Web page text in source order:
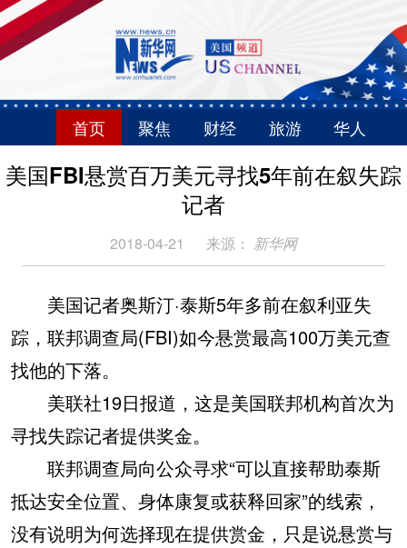
首页 聚焦 财经 旅游 华人
美国FBI悬赏百万美元寻找5年前在叙失踪
记者
2018-04-21 来源： 新华网
美国记者奥斯汀·泰斯5年多前在叙利亚失
踪，联邦调查局(FBI)如今悬赏最高100万美元查
找他的下落。
美联社19日报道，这是美国联邦机构首次为
寻找失踪记者提供奖金。
联邦调查局向公众寻求“可以直接帮助泰斯
抵达安全位置、身体康复或获释回家”的线索，
没有说明为何选择现在提供赏金，只是说悬赏与